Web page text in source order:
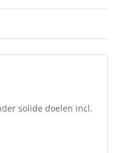
solide doelen incl.